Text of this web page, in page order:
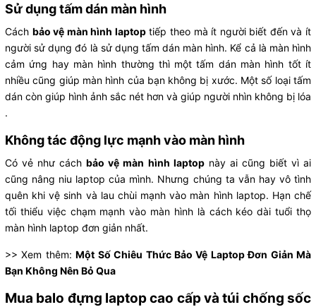
Sử dụng tấm dán màn hình
Cách bảo vệ màn hình laptoptiếp theo mà ít người biết đến và ít
người sử dụng đó là sử dụng tấm dán màn hình. Kể cả là màn hình
cảm ứng hay màn hình thường thì một tấm dán màn hình tốt ít
nhiều cũng giúp màn hình của bạn không bị xước. Một số loại tấm
dán còn giúp hình ảnh sắc nét hơn và giúp người nhìn không bị lóa
.
Không tác động lực mạnh vào màn hình
Có vẻ như cáchbảo vệ màn hình laptopnày ai cũng biết vì ai
cũng nâng niu laptop của mình. Nhưng chúng ta vẫn hay vô tình
quên khi vệ sinh và lau chùi mạnh vào màn hình laptop. Hạn chế
tối thiểu việc chạm mạnh vào màn hình là cách kéo dài tuổi thọ
màn hình laptop đơn giản nhất.
>> Xem thêm:Một Số Chiêu Thức Bảo Vệ Laptop Đơn Giản Mà
Bạn Không Nên Bỏ Qua
Mua balo đựng laptop cao cấp và túi chống sốc